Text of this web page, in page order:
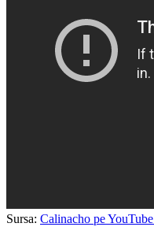
Sursa: Calinacho pe YouTube